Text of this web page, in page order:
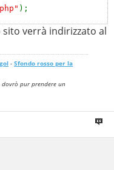
);
verrà indirizzato al
- Sfondo rosso per la
pur prendere un